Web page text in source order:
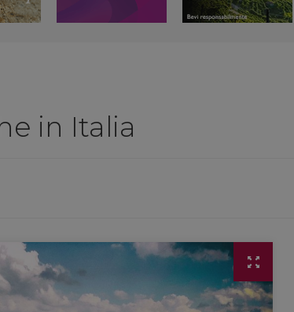
in Italia